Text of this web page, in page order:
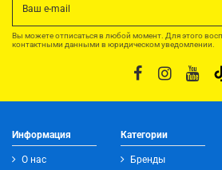
Вы можете отписаться в любой момент. Для этого
контактными данными в юридическом уведомлении.
Информация
О нас
Категории
Бренды